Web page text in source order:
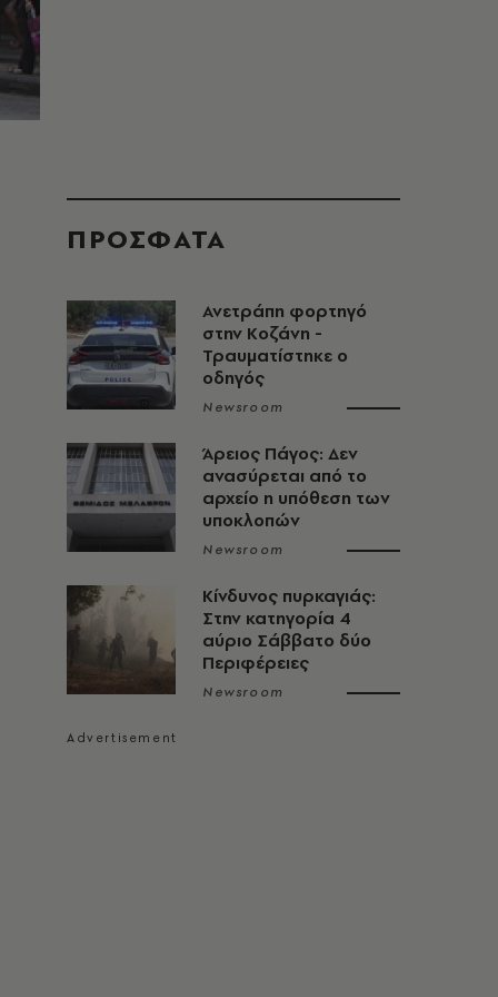
ΠΡΟΣΦΑΤΑ
Ανετράπη φορτηγό
στην Κοζάνη -
Τραυματίστηκε ο
οδηγός
Newsroom
Άρειος Πάγος: Δεν
ανασύρεται από το
αρχείο η υπόθεση των
υποκλοπών
Newsroom
Κίνδυνος πυρκαγιάς:
Στην κατηγορία 4
αύριο Σάββατο δύο
Περιφέρειες
Newsroom